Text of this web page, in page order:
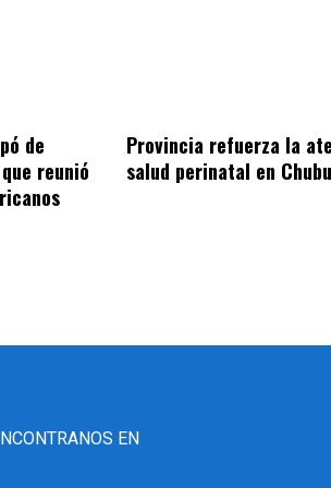
de
reunió
Provincia refuerza la
salud perinatal en
EN